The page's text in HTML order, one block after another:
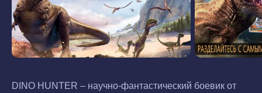
DINO HUNTER – научно-фантастический боевик от